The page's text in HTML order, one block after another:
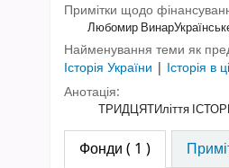
Примітки щодо
Любомир Винар
Найменування теми як
Історія України | Історія в
Анотація:
ТРИДЦЯТИліття
Фонди ( 1 )